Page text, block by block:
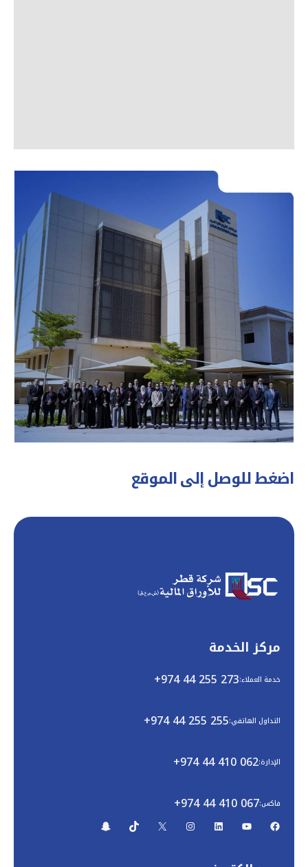
اضغط للوصل إلى الموقع
مركز الخدمة
خدمة العملاء:+974 44 255 273
التداول الهاتفي:+974 44 255 255
الإدارة:+974 44 410 062
فاكس:+974 44 410 067